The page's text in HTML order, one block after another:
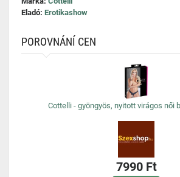
Eladó: Erotikashow
POROVNÁNÍ CEN
Cottelli - gyöngyös, nyitott virágos női
7990 Ft